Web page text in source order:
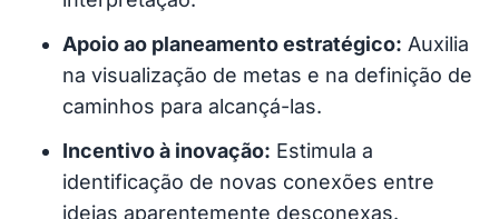
Apoio ao planeamento estratégico: Auxilia
na visualização de metas e na definição de
caminhos para alcançá-las.
Incentivo à inovação: Estimula a
identificação de novas conexões entre
ideias aparentemente desconexas.